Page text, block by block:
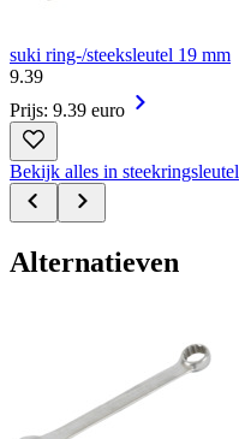
suki ring-/steeksleutel 19 mm
9.39
Prijs: 9.39 euro
Bekijk alles in steekringsleutel
Alternatieven